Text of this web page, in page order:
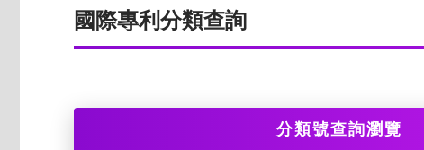
國際專利分類查詢
分類號查詢瀏覽